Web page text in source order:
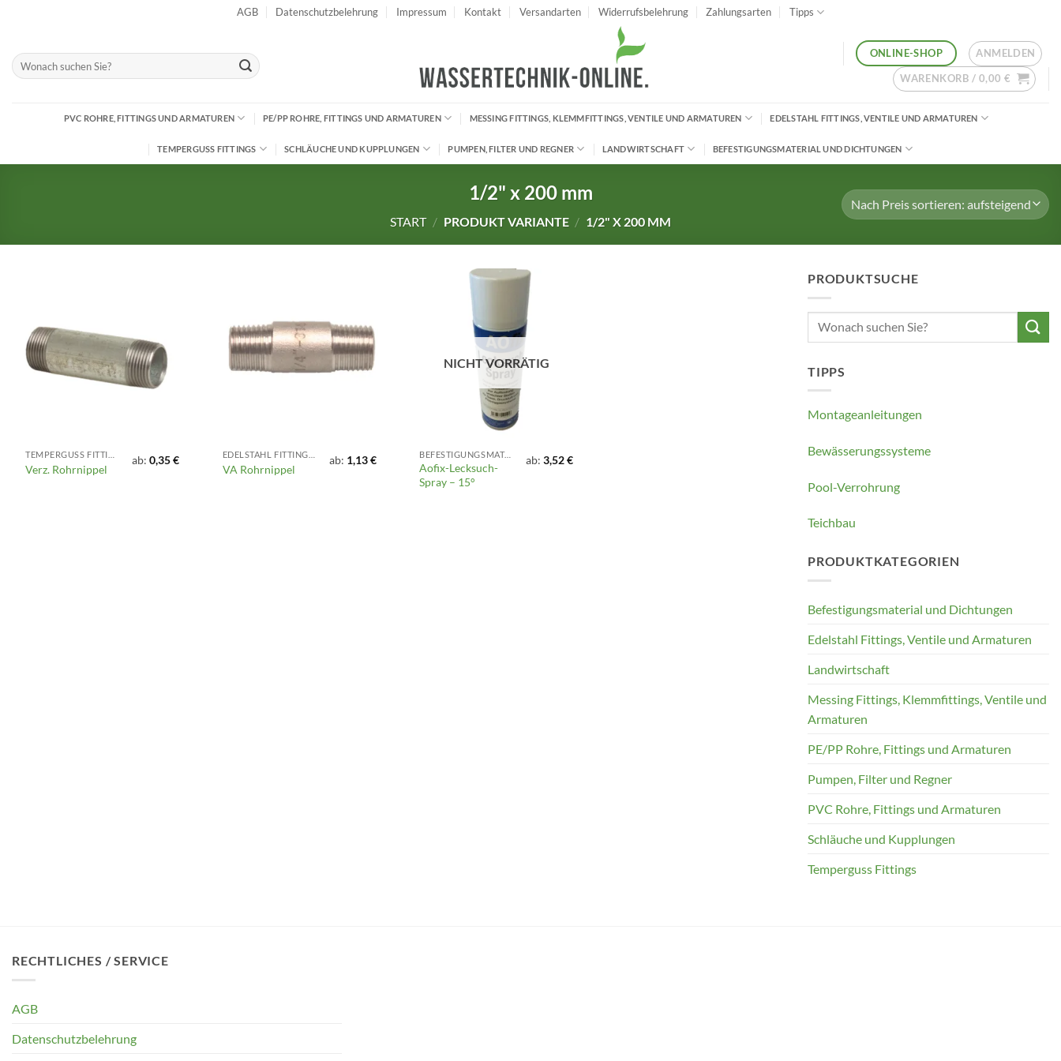
AGB Datenschutzbelehrung Impressum Kontakt Versandarten Widerrufsbelehrung Zahlungsarten Tipps
Suchen
nach:
ONLINE-SHOP ANMELDEN
WARENKORB / 0,00 €
PVC ROHRE, FITTINGS UND ARMATUREN PE/PP ROHRE, FITTINGS UND ARMATUREN MESSING FITTINGS, KLEMMFITTINGS, VENTILE UND ARMATUREN EDELSTAHL FITTINGS, VENTILE UND ARMATUREN
TEMPERGUSS FITTINGS SCHLÄUCHE UND KUPPLUNGEN PUMPEN, FILTER UND REGNER LANDWIRTSCHAFT BEFESTIGUNGSMATERIAL UND DICHTUNGEN
1/2" x 200 mm
START / PRODUKT VARIANTE / 1/2" X 200 MM
Verz. Rohrnippel
ab:0,35€
VA Rohrnippel
ab: 1,13€
NICHT VORRÄTIG
BEFESTIGUNGSMATERIAL UND DICHTUNGEN
Aofix-Lecksuch-
Spray – 15°
ab:3,52€
PRODUKTSUCHE
Suchen
TIPPS
Montageanleitungen
Bewässerungssysteme
Pool-Verrohrung
Teichbau
PRODUKTKATEGORIEN
Befestigungsmaterial und Dichtungen
Edelstahl Fittings, Ventile und Armaturen
Landwirtschaft
Messing Fittings, Klemmfittings, Ventile und
Armaturen
PE/PP Rohre, Fittings und Armaturen
Pumpen, Filter und Regner
PVC Rohre, Fittings und Armaturen
Schläuche und Kupplungen
Temperguss Fittings
RECHTLICHES / SERVICE
AGB
Datenschutzbelehrung